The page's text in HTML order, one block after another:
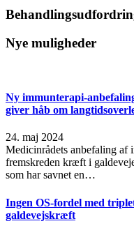
Nye muligheder
Ny immunterapi-
giver håb om
24. maj 2024
Medicinrådets anbefaling af
fremskreden kræft i
som har savnet en…
Ingen OS-fordel med
galdevejskræft